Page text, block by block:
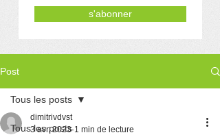
s'abonner
Post
Tous les posts
Tous les posts
dimitrivdvst
3 avr. 2023 1 min de lecture